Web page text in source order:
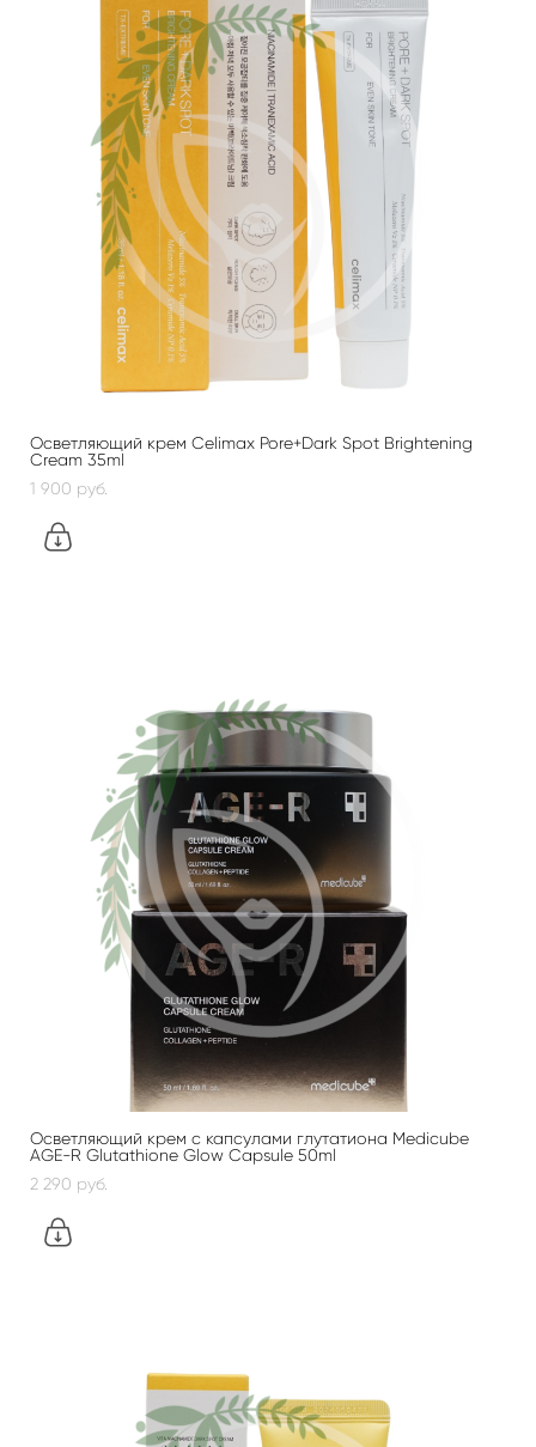
Осветляющий крем Celimax Pore+Dark Spot Brightening
Cream 35ml
1 900 pуб.
Осветляющий крем с капсулами глутатиона Medicube
AGE-R Glutathione Glow Capsule 50ml
2 290 pуб.